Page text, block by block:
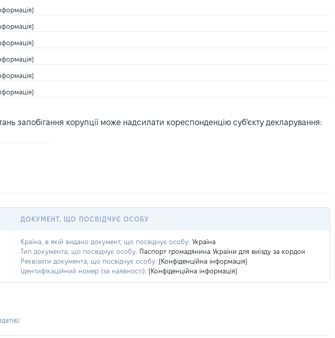
запобігання корупції може надсилати кореспонденцію суб'єкту декларування:
ДОКУМЕНТ, ЩО ПОСВІДЧУЄ ОСОБУ
Країна, в якій видано документ, що посвідчує особу: Україна
Тип документа, що посвідчує особу: Паспорт громадянина України для виїзду за кордон
Реквізити документа, що посвідчує особу: [Конфіденційна інформація]
Ідентифікаційний номер (за наявності): [Конфіденційна інформація]
: